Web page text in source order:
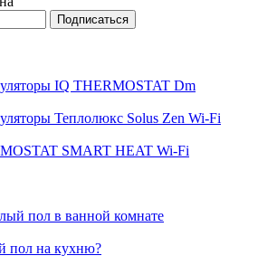
IQ THERMOSTAT Dm
Теплолюкс Solus Zen Wi-Fi
SMART HEAT Wi-Fi
пол в ванной комнате
пол на кухню?